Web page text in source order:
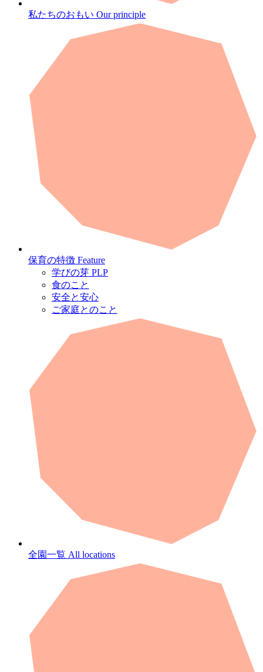
私たちのおもい Our principle
保育の特徴 Feature
学びの芽 PLP
食のこと
安全と安心
ご家庭とのこと
全園一覧 All locations